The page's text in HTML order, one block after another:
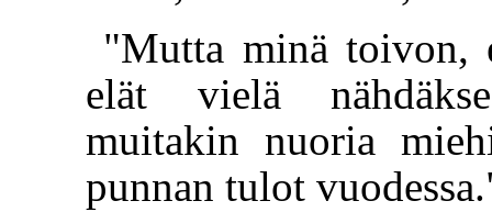
"Mutta minä toivon,
elät vielä
muitakin nuoria
punnan tulot